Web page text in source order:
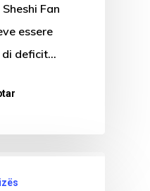
Fan
essere
di deficit…